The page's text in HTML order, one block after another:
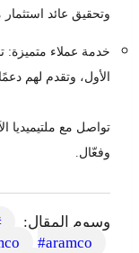
وتحقيق عائد استثمار
خدمة عملاء متميزة:
الأول، وتقدم لهم
تواصل مع ملتيميديا
وفعّال.
وسوم المقال:
#aramco